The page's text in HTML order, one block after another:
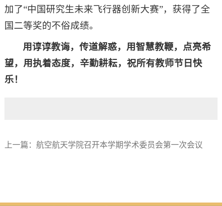
加了“中国研究生未来飞行器创新大赛”，获得了全
国二等奖的不俗成绩。
用谆谆教诲，传道解惑，用智慧教鞭，点亮希
望，用执着态度，辛勤耕耘，祝所有教师节日快
乐！
上一篇： 航空航天学院召开本学期学术委员会第一次会议